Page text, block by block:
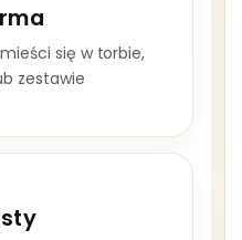
się w torbie,
zestawie